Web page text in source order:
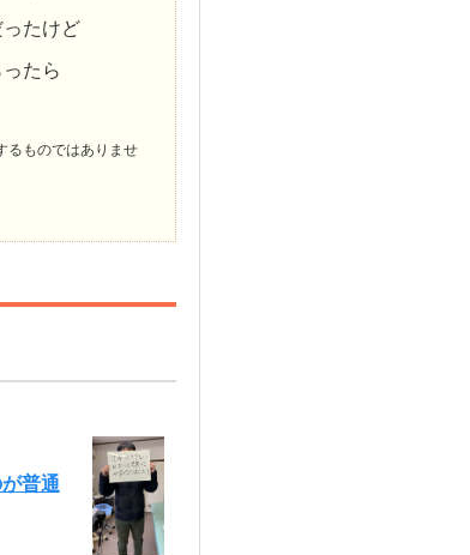
たけど
たら
るものではありませ
普通